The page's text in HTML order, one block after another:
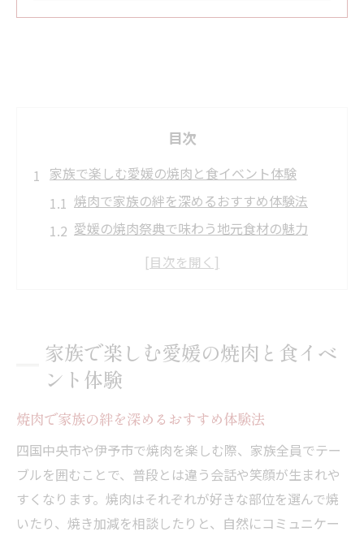
目次
家族で楽しむ愛媛の焼肉と食イベント体験
焼肉で家族の絆を深めるおすすめ体験法
愛媛の焼肉祭典で味わう地元食材の魅力
家族で参加できる焼肉イベントの楽しみ方
四国中央市の焼肉の特徴と人気の秘密に迫
伊予市で楽しむ焼肉の伝統とこだわりを紹
介
焼肉祭典で知る地元食材の美味しさ体験談
焼肉店選びに役立つメニューポイント解説
焼肉の味を引き立てる食イベント活用術
家族で楽しむ愛媛の焼肉と食イベ
ント体験
焼肉で家族の絆を深めるおすすめ体験法
四国中央市や伊予市で焼肉を楽しむ際、家族全員でテー
ブルを囲むことで、普段とは違う会話や笑顔が生まれや
すくなります。焼肉はそれぞれが好きな部位を選んで焼
いたり、焼き加減を相談したりと、自然にコミュニケー